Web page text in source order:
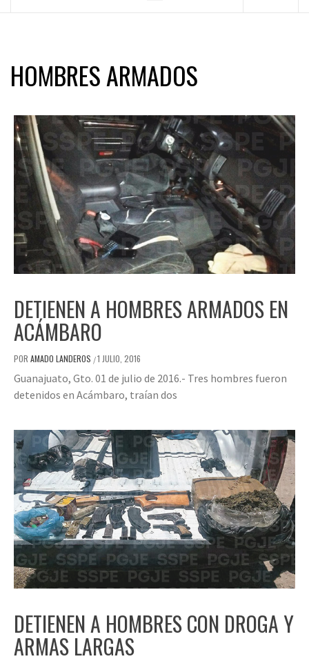
HOMBRES ARMADOS
DETIENEN A HOMBRES ARMADOS EN
ACÁMBARO
POR AMADO LANDEROS /1 JULIO, 2016
Guanajuato, Gto. 01 de julio de 2016.- Tres hombres fueron
detenidos en Acámbaro, traían dos
DETIENEN A HOMBRES CON DROGA Y
ARMAS LARGAS